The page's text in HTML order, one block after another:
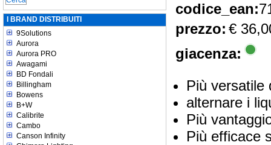
I BRAND DISTRIBUITI
9Solutions
Aurora
Aurora PRO
Awagami
BD Fondali
Billingham
Bowens
B+W
Calibrite
Cambo
Canson Infinity
codice_ean:
prezzo: €
giacenza:
Più versatile
alternare i
Più
Più efficace